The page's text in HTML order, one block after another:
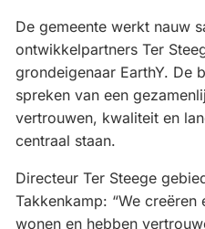
De gemeente werkt nauw
ontwikkelpartners Ter
grondeigenaar EarthY. De
spreken van een
vertrouwen, kwaliteit en
centraal staan.
Directeur Ter Steege
Takkenkamp: “We
wonen en hebben